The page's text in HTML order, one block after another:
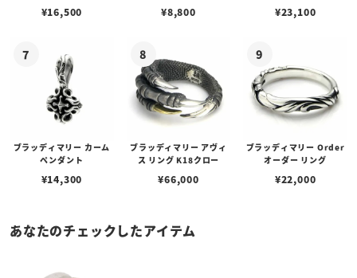
¥16,500 ¥8,800 ¥23,100
ブラッディマリー カーム
ペンダント
¥14,300
ブラッディマリー アヴィ
ス リング K18クロー
¥66,000
ブラッディマリー Order
オーダー リング
¥22,000
あなたのチェックしたアイテム